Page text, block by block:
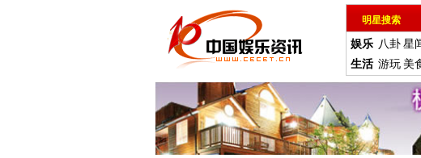
明星搜索
娱乐 八卦星
生活 游玩 美